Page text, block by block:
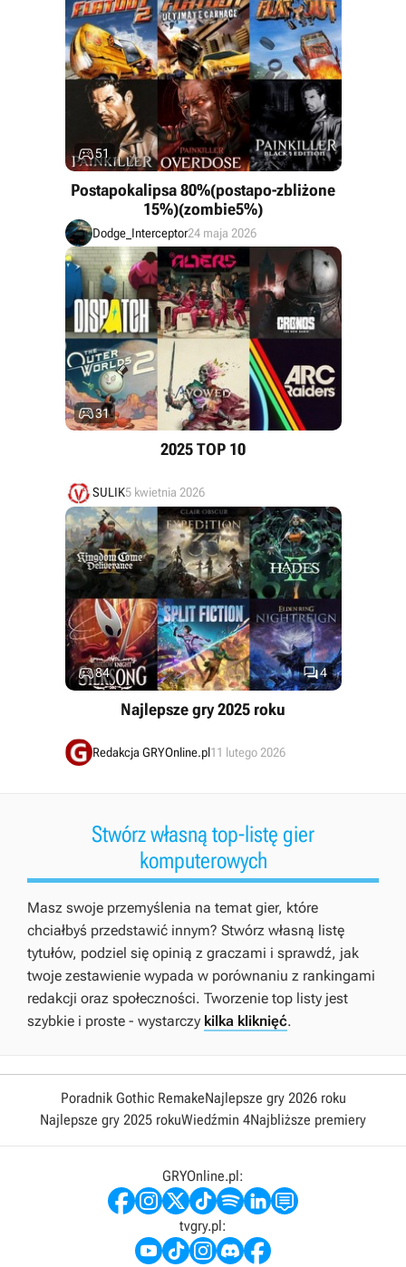
51
Postapokalipsa 80%(postapo-zbliżone
15%)(zombie5%)
Dodge_Interceptor24 maja 2026
31
2025 TOP 10
SULIK5 kwietnia 2026
4
84
Najlepsze gry 2025 roku
Redakcja GRYOnline.pl11 lutego 2026
Stwórz własną top-listę gier
komputerowych
Masz swoje przemyślenia na temat gier, które
chciałbyś przedstawić innym? Stwórz własną listę
tytułów, podziel się opinią z graczami i sprawdź, jak
twoje zestawienie wypada w porównaniu z rankingami
redakcji oraz społeczności. Tworzenie top listy jest
szybkie i proste - wystarczy kilka kliknięć.
Poradnik Gothic RemakeNajlepsze gry 2026 roku
Najlepsze gry 2025 rokuWiedźmin 4Najbliższe premiery
GRYOnline.pl:
tvgry.pl: